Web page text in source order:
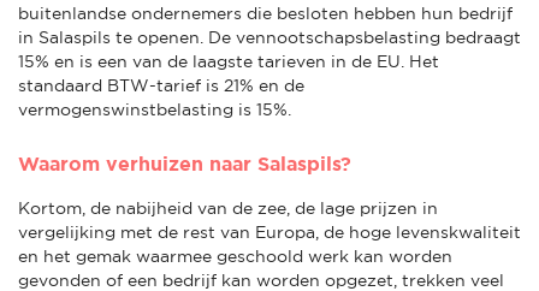
buitenlandse ondernemers die besloten hebben hun bedrijf
in Salaspils te openen. De vennootschapsbelasting bedraagt
15% en is een van de laagste tarieven in de EU. Het
standaard BTW-tarief is 21% en de
vermogenswinstbelasting is 15%.
Waarom verhuizen naar Salaspils?
Kortom, de nabijheid van de zee, de lage prijzen in
vergelijking met de rest van Europa, de hoge levenskwaliteit
en het gemak waarmee geschoold werk kan worden
gevonden of een bedrijf kan worden opgezet, trekken veel